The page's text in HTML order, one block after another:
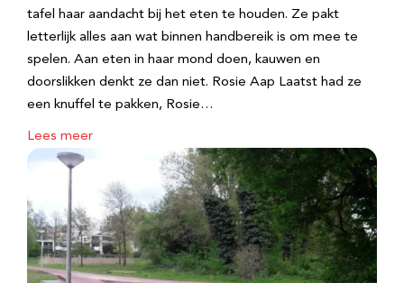
tafel haar aandacht bij het eten te houden. Ze pakt
letterlijk alles aan wat binnen handbereik is om mee te
spelen. Aan eten in haar mond doen, kauwen en
doorslikken denkt ze dan niet. Rosie Aap Laatst had ze
een knuffel te pakken, Rosie…
Lees meer